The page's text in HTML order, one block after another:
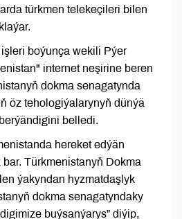
türkmen telekeçileri bilen
boýunça wekili Pýer
internet neşirine beren
dokma senagatynda
öz tehologiýalarynyň dünýä
belledi.
hereket edýän
Türkmenistanyň Dokma
ýakyndan hyzmatdaşlyk
dokma senagatyndaky
buýsanýarys” diýip,